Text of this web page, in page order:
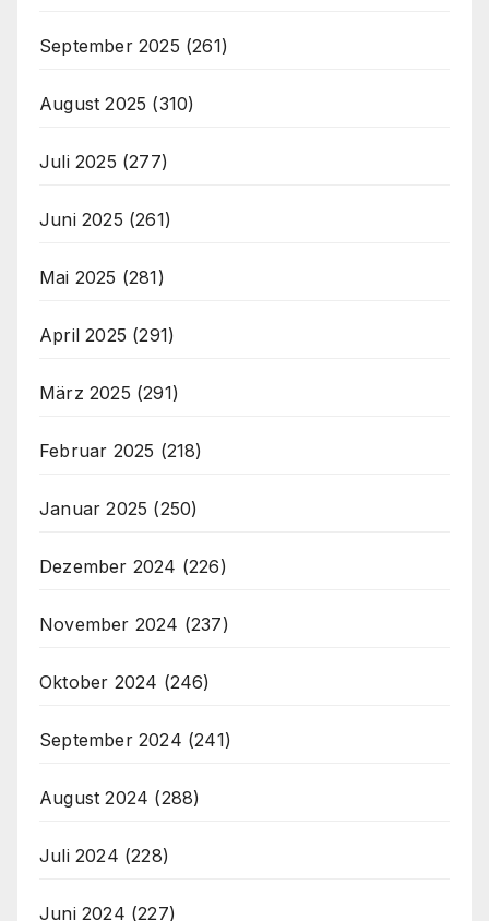
September 2025 (261)
August 2025 (310)
Juli 2025 (277)
Juni 2025 (261)
Mai 2025 (281)
April 2025 (291)
März 2025 (291)
Februar 2025 (218)
Januar 2025 (250)
Dezember 2024 (226)
November 2024 (237)
Oktober 2024 (246)
September 2024 (241)
August 2024 (288)
Juli 2024 (228)
Juni 2024 (227)